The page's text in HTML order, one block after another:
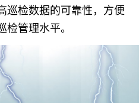
巡检数据的可靠性，方便
管理水平。